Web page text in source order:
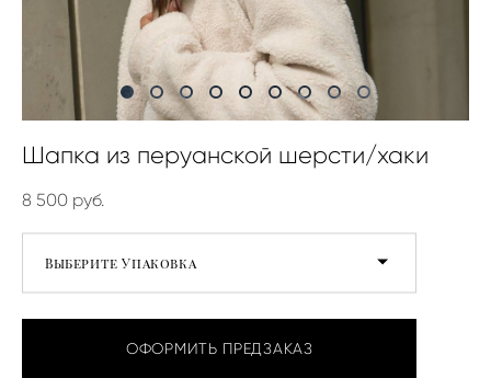
Шапка из перуанской шерсти/хаки
8 500 pуб.
Выберите Упаковка
ОФОРМИТЬ ПРЕДЗАКАЗ